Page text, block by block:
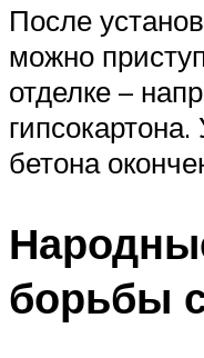
После
можно
отделке –
бетона
борьбы